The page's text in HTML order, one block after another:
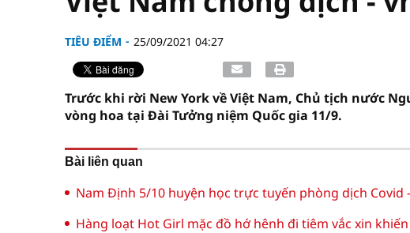
TIÊU ĐIỂM 25/09/2021 04:27
Trước khi rời New York về Việt Nam, Chủ tịch nước
vòng hoa tại Đài Tưởng niệm Quốc gia 11/9.
Bài liên quan
Nam Định 5/10 huyện học trực tuyến phòng dịch Covid
Hàng loạt Hot Girl mặc đồ hớ hênh đi tiêm vắc xin